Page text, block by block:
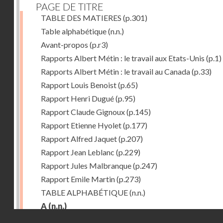
PAGE DE TITRE
TABLE DES MATIERES (p.301)
Table alphabétique(n.n.)
Avant-propos (p.r3)
Rapports Albert Métin : le travail aux Etats-Unis (p.1)
Rapports Albert Métin : le travail au Canada(p.33)
Rapport Louis Benoist(p.65)
Rapport Henri Dugué(p.95)
Rapport Claude Gignoux(p.145)
Rapport Etienne Hyolet(p.177)
Rapport Alfred Jaquet(p.207)
Rapport Jean Leblanc (p.229)
Rapport Jules Malbranque(p.247)
Rapport Emile Martin(p.273)
TABLE ALPHABÉTIQUE(n.n.)
A (n.n.)